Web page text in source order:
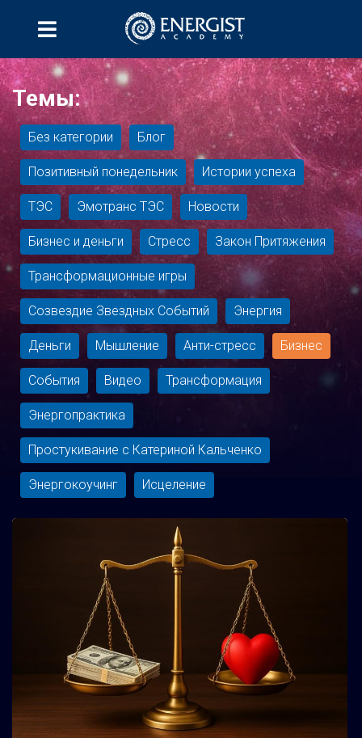
Темы:
Без категории Блог
Позитивный понедельник Истории успеха
ТЭС Эмотранс ТЭС Новости
Бизнес и деньги Стресс Закон Притяжения
Трансформационные игры
Созвездие Звездных Событий Энергия
Деньги Мышление Анти-стресс Бизнес
События Видео Трансформация
Энергопрактика
Простукивание с Катериной Кальченко
Энергокоучинг Исцеление
Рубрика:
<span>Бизнес</span>